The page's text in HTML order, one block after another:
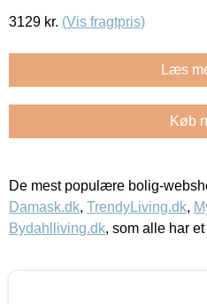
3129 kr. (Vis fragtpris)
Læs
Køb
De mest populære bolig-
Damask.dk, TrendyLiving.dk,
Bydahlliving.dk, som alle har